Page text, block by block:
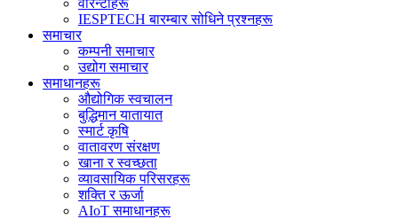
वारेन्टीहरू
IESPTECH बारम्बार सोधिने प्रश्नहरू
समाचार
कम्पनी समाचार
उद्योग समाचार
समाधानहरू
औद्योगिक स्वचालन
बुद्धिमान यातायात
स्मार्ट कृषि
वातावरण संरक्षण
खाना र स्वच्छता
व्यावसायिक परिसरहरू
शक्ति र ऊर्जा
AIoT समाधानहरू